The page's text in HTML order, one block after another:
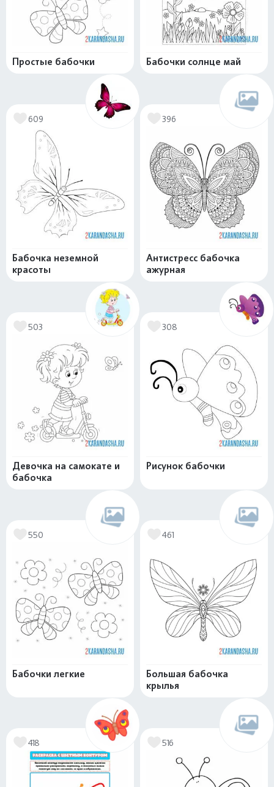
Простые бабочки Бабочки солнце май
609
Бабочка неземной
красоты
396
Антистресс бабочка
ажурная
503
Девочка на самокате и
бабочка
308
Рисунок бабочки
550
Бабочки легкие
461
Большая бабочка
крылья
418 516